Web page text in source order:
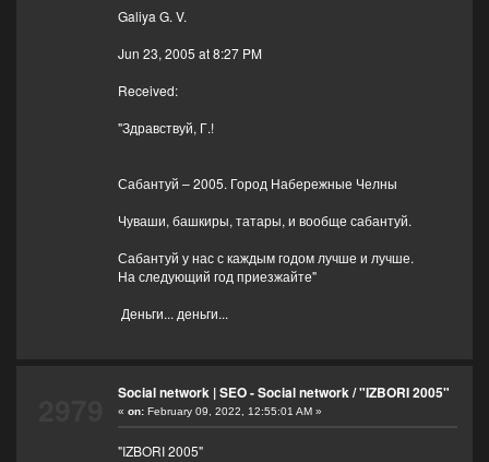
Galiya G. V.
Jun 23, 2005 at 8:27 PM
Received:
"Здравствуй, Г.!
Сабантуй – 2005. Город Набережные Челны
Чуваши, башкиры, татары, и вообще сабантуй.
Сабантуй у нас с каждым годом лучше и лучше.
На следующий год приезжайте"
Деньги... деньги...
Social network | SEO - Social network/"IZBORI 2005"
« on:February 09, 2022, 12:55:01 AM »
"IZBORI 2005"